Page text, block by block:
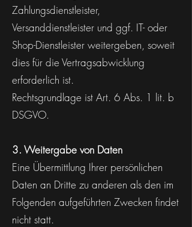
Zahlungsdienstleister,
Versanddienstleister und ggf. IT- oder
Shop-Dienstleister weitergeben, soweit
dies für die Vertragsabwicklung
erforderlich ist.
Rechtsgrundlage ist Art. 6 Abs. 1 lit. b
DSGVO.
3. Weitergabe von Daten
Eine Übermittlung Ihrer persönlichen
Daten an Dritte zu anderen als den im
Folgenden aufgeführten Zwecken findet
nicht statt.